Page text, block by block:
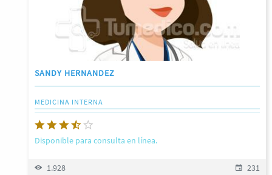
SANDY HERNANDEZ
MEDICINA INTERNA
Disponible para consulta en línea.
1.928 231